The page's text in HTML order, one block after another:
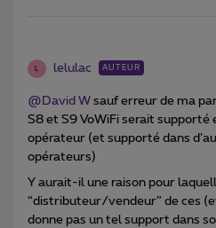
L lelulac AUTEUR
@David W sauf erreur de ma
S8 et S9 VoWiFi serait supporté
opérateur (et supporté dans
opérateurs)
Y aurait-il une raison pour
“distributeur/vendeur” de ces
donne pas un tel support dans